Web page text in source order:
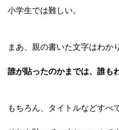
小学生では難しい。
まあ、親の書いた文字はわか
誰が貼ったのかまでは、誰も
もちろん、タイトルなどすべ